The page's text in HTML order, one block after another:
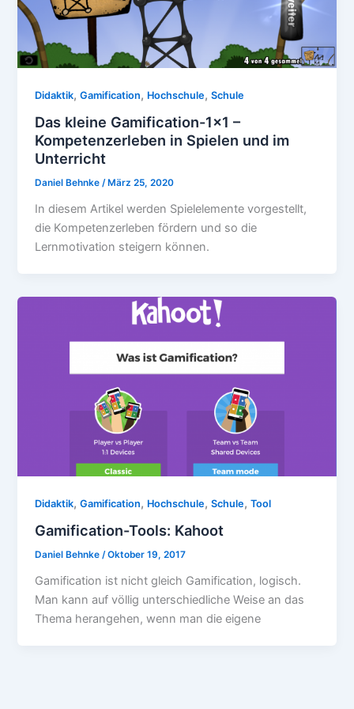
Didaktik,Gamification, Hochschule,Schule
Das kleine Gamification-1×1 –
Kompetenzerleben in Spielen und im
Unterricht
Daniel Behnke/ März 25, 2020
In diesem Artikel werden Spielelemente vorgestellt,
die Kompetenzerleben fördern und so die
Lernmotivation steigern können.
Didaktik,Gamification, Hochschule,Schule,Tool
Gamification-Tools: Kahoot
Daniel Behnke/Oktober 19, 2017
Gamification ist nicht gleich Gamification, logisch.
Man kann auf völlig unterschiedliche Weise an das
Thema herangehen, wenn man die eigene